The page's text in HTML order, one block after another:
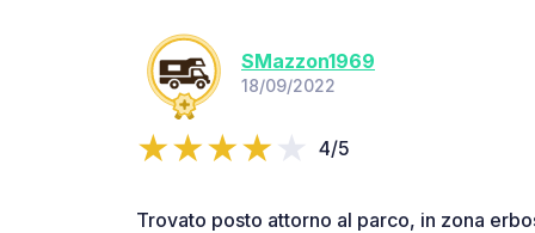
SMazzon1969
18/09/2022
4/5
Trovato posto attorno al parco, in zona